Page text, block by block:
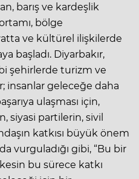
barış ve kardeşlik
bölge
ve kültürel ilişkilerde
başladı. Diyarbakır,
şehirlerde turizm ve
insanlar geleceğe daha
ulaşması için,
siyasi partilerin, sivil
katkısı büyük önem
vurguladığı gibi, “Bu bir
bu sürece katkı